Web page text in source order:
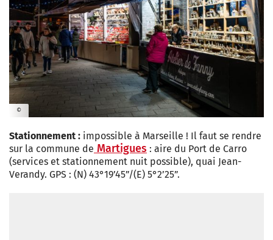
©
Stationnement : impossible à Marseille ! Il faut se rendre
sur la commune de Martigues : aire du Port de Carro
(services et stationnement nuit possible), quai Jean-
Verandy. GPS : (N) 43°19’45”/(E) 5°2’25”.